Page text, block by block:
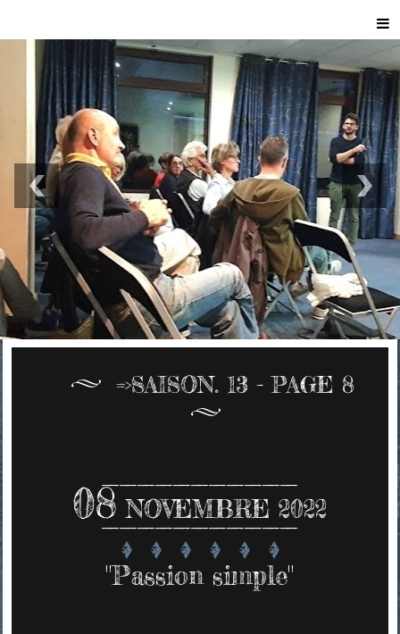
=>SAISON. 13 - PAGE 8
08 NOVEMBRE 2022
"Passion simple"